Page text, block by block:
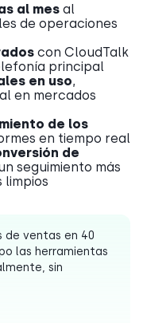
al mes al
de operaciones
con CloudTalk
principal
en uso,
en mercados
de los
en tiempo real
de
seguimiento más
limpios
de ventas en 40
las herramientas
sin